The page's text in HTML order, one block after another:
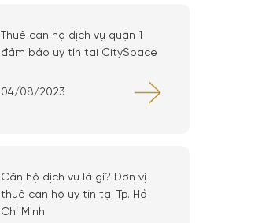
Thuê căn hộ dịch vụ quận 1
đảm bảo uy tín tại CitySpace
04/08/2023
Căn hộ dịch vụ là gì? Đơn vị
thuê căn hộ uy tín tại Tp. Hồ
Chí Minh